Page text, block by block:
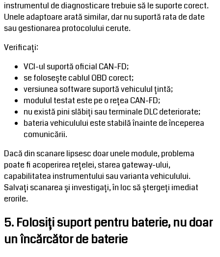
instrumentul de diagnosticare trebuie să le suporte corect.
Unele adaptoare arată similar, dar nu suportă rata de date
sau gestionarea protocolului cerute.
Verificați:
VCI-ul suportă oficial CAN-FD;
se folosește cablul OBD corect;
versiunea software suportă vehiculul țintă;
modulul testat este pe o rețea CAN-FD;
nu există pini slăbiți sau terminale DLC deteriorate;
bateria vehiculului este stabilă înainte de începerea
comunicării.
Dacă din scanare lipsesc doar unele module, problema
poate fi acoperirea rețelei, starea gateway-ului,
capabilitatea instrumentului sau varianta vehiculului.
Salvați scanarea și investigați, în loc să ștergeți imediat
erorile.
5. Folosiți suport pentru baterie, nu doar
un încărcător de baterie